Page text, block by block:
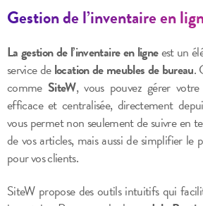
Gestion de l’inventaire en
La gestion de l’inventaire en ligneest un
service delocation de meubles de bureau.
comme SiteW, vous pouvez gérer
efficace et centralisée, directement
vous permet non seulement de suivre en
de vos articles, mais aussi de simplifier le
pour vos clients.
SiteW propose des outils intuitifs qui